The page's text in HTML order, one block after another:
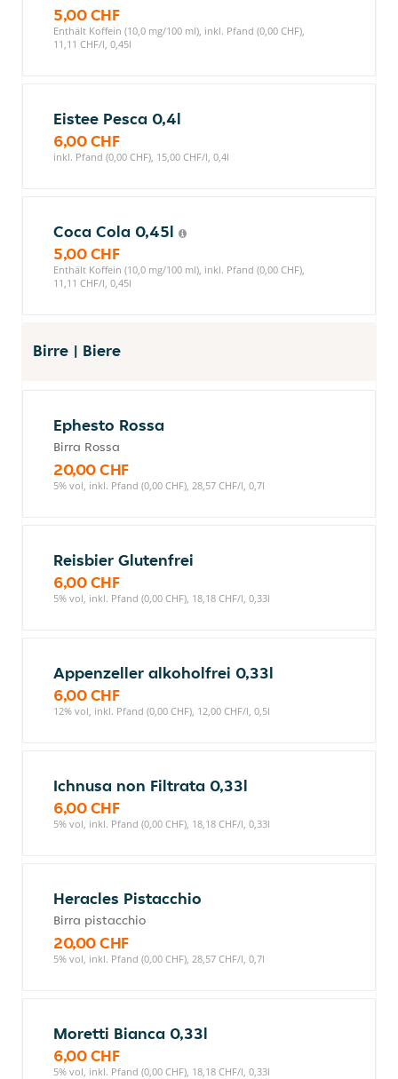
5,00 CHF
Enthält Koffein (10,0 mg/100 ml), inkl. Pfand (0,00 CHF),
11,11 CHF/l, 0,45l
Eistee Pesca 0,4l
6,00 CHF
inkl. Pfand (0,00 CHF), 15,00 CHF/l, 0,4l
Coca Cola 0,45l
5,00 CHF
Enthält Koffein (10,0 mg/100 ml), inkl. Pfand (0,00 CHF),
11,11 CHF/l, 0,45l
Birre | Biere
Ephesto Rossa
Birra Rossa
20,00 CHF
5% vol, inkl. Pfand (0,00 CHF), 28,57 CHF/l, 0,7l
Reisbier Glutenfrei
6,00 CHF
5% vol, inkl. Pfand (0,00 CHF), 18,18 CHF/l, 0,33l
Appenzeller alkoholfrei 0,33l
6,00 CHF
12% vol, inkl. Pfand (0,00 CHF), 12,00 CHF/l, 0,5l
Ichnusa non Filtrata 0,33l
6,00 CHF
5% vol, inkl. Pfand (0,00 CHF), 18,18 CHF/l, 0,33l
Heracles Pistacchio
Birra pistacchio
20,00 CHF
5% vol, inkl. Pfand (0,00 CHF), 28,57 CHF/l, 0,7l
Moretti Bianca 0,33l
6,00 CHF
5% vol, inkl. Pfand (0,00 CHF), 18,18 CHF/l, 0,33l